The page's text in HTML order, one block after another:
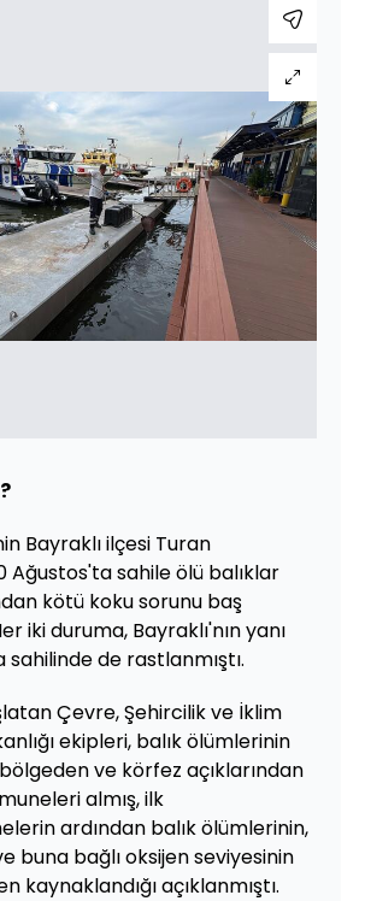
Bayraklı ilçesi Turan
Ağustos'ta sahile ölü balıklar
kötü koku sorunu baş
iki duruma, Bayraklı'nın yanı
sahilinde de rastlanmıştı.
Çevre, Şehircilik ve İklim
ekipleri, balık ölümlerinin
ve körfez açıklarından
almış, ilk
ardından balık ölümlerinin,
buna bağlı oksijen seviyesinin
kaynaklandığı açıklanmıştı.